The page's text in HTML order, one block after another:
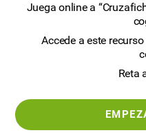
Juega online a
Accede a este
Reta